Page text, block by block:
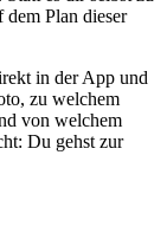
dem Plan dieser
in der App und
zu welchem
von welchem
Du gehst zur